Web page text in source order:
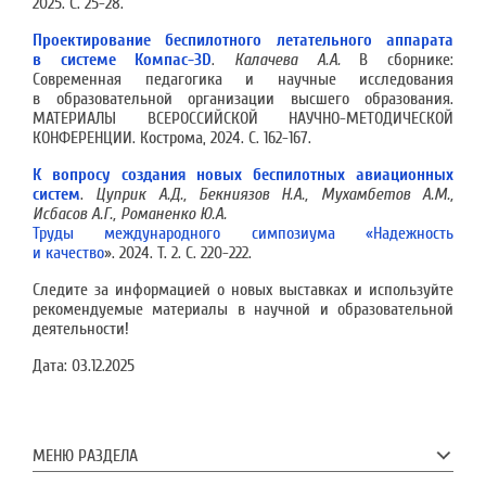
Проектирование беспилотного летательного аппарата
в системе Компас-3D. Калачева А.А.В сборнике:
Современная педагогика и научные исследования
в образовательной организации высшего образования.
МАТЕРИАЛЫ ВСЕРОССИЙСКОЙ НАУЧНО-МЕТОДИЧЕСКОЙ
КОНФЕРЕНЦИИ. Кострома, 2024. С. 162-167.
К вопросу создания новых беспилотных авиационных
систем. Цуприк А.Д., Бекниязов Н.А., Мухамбетов А.М.,
Исбасов А.Г., Романенко Ю.А.
Труды международного симпозиума «Надежность
и качество». 2024. Т. 2. С. 220-222.
Следите за информацией о новых выставках и используйте
рекомендуемые материалы в научной и образовательной
деятельности!
Дата: 03.12.2025
МЕНЮ РАЗДЕЛА